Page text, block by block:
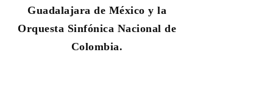
Guadalajara de México y la
Orquesta Sinfónica Nacional de
Colombia.